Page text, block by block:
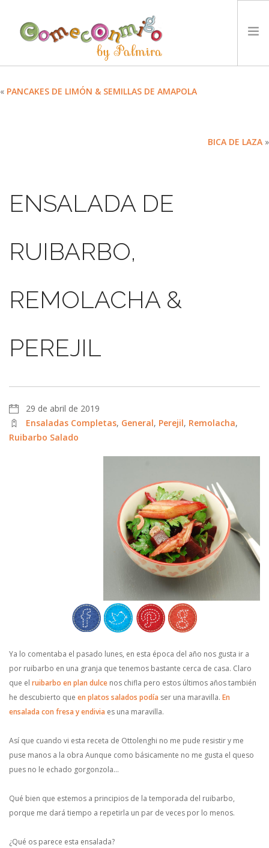
IDIOMA:
« PANCAKES DE LIMÓN & SEMILLAS DE AMAPOLA
BICA DE LAZA »
ENSALADA DE
RUIBARBO,
REMOLACHA &
PEREJIL
29 de abril de 2019
Ensaladas Completas, General, Perejil, Remolacha,
Ruibarbo Salado
Ya lo comentaba el pasado lunes, en esta época del año nos gusta ir a
por ruibarbo en una granja que tenemos bastante cerca de casa. Claro
que el ruibarbo en plan dulce nos chifla pero estos últimos años también
he descubierto que en platos salados podía ser una maravilla. En
ensalada con fresa y endivia es una maravilla.
Así que cuando vi esta receta de Ottolenghi no me pude resistir y me
puse manos a la obra Aunque como básicamente no me gusta el queso
pues no le echado gorgonzola…
Qué bien que estemos a principios de la temporada del ruibarbo,
porque me dará tiempo a repetirla un par de veces por lo menos.
¿Qué os parece esta ensalada?